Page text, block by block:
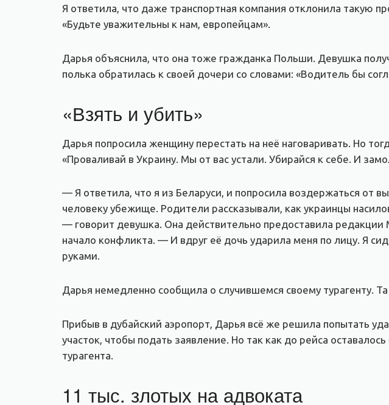
Я ответила, что даже транспортная компания отклонила такую
«Будьте уважительны к нам, европейцам».
Дарья объяснила, что она тоже гражданка Польши. Девушка
полька обратилась к своей дочери со словами: «Водитель бы
«Взять и убить»
Дарья попросила женщину перестать на неё наговаривать. Но
«Проваливай в Украину. Мы от вас устали. Убирайся к себе. И
— Я ответила, что я из Беларуси, и попросила воздержаться от
человеку убежище. Родители рассказывали, как украинцы
— говорит девушка. Она действительно предоставила редакции
начало конфликта. — И вдруг её дочь ударила меня по лицу. Я
руками.
Дарья немедленно сообщила о случившемся своему турагенту.
Прибыв в дубайский аэропорт, Дарья всё же решила попытать
участок, чтобы подать заявление. Но так как до рейса
турагента.
11 тыс. злотых на адвоката